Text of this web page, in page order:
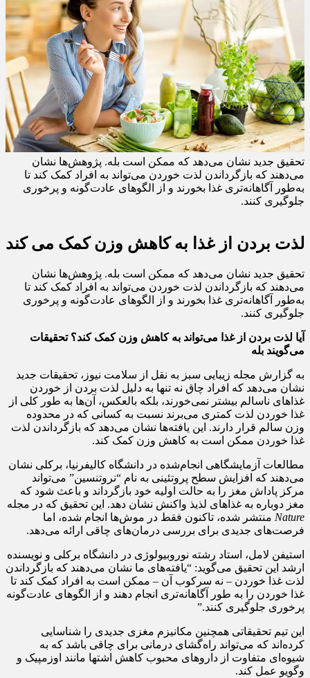
تحقیق جدید نشان می‌دهد که ممکن است بله. پژوهش‌ها نشان
می‌دهند که بازگرداندن لذت خوردن می‌تواند به افراد کمک کند تا
به‌طور آگاهانه‌تری غذا بخورند و از الگوهای عادت‌گونه و پرخوری
جلوگیری کنند.
لذت بردن از غذا به کاهش وزن کمک می کند
تحقیق جدید نشان می‌دهد که ممکن است بله. پژوهش‌ها نشان
می‌دهند که بازگرداندن لذت خوردن می‌تواند به افراد کمک کند تا
به‌طور آگاهانه‌تری غذا بخورند و از الگوهای عادت‌گونه و پرخوری
جلوگیری کنند.
آیا لذت بردن از غذا می‌تواند به کاهش وزن کمک کند؟ تحقیقات
می‌گویند بله
به گزارش مجله زیبایی سبز به نقل از سلامت نیوز، تحقیقات جدید
نشان می‌دهد که افراد چاق نه تنها به دلیل لذت بردن از خوردن
غذاهای ناسالم بیشتر نمی‌خورند، بلکه بالعکس، آن‌ها به طور کلی از
غذا خوردن لذت کمتری می‌برند نسبت به کسانی که در محدوده
وزن سالم قرار دارند. این یافته‌ها نشان می‌دهد که بازگرداندن لذت
غذا خوردن ممکن است به کاهش وزن کمک کند.
مطالعات آزمایشگاهی انجام‌شده در دانشگاه کالیفرنیا، برکلی نشان
می‌دهند که افزایش سطح پروتئینی به نام “نروتنسین” می‌تواند
مرکز پاداش مغز را به حالت اولیه خود بازگرداند و باعث شود که
مغز دوباره به غذاهای لذیذ واکنش نشان دهد. این تحقیق که در مجله
Nature منتشر شده، تاکنون فقط در موش‌ها انجام شده، اما
فرصت‌های جدیدی برای بررسی درمان‌های چاقی ارائه می‌دهد.
استیفن لامل، استاد رشته نوروبیولوژی در دانشگاه برکلی و نویسنده
ارشد این تحقیق می‌گوید: “یافته‌های ما نشان می‌دهند که بازگرداندن
لذت غذا خوردن – نه سرکوب آن – ممکن است به افراد کمک کند تا
غذا خوردن را به طور آگاهانه‌تری انجام دهند و از الگوهای عادت‌گونه
پرخوری جلوگیری کنند.”
این تیم تحقیقاتی همچنین مکانیزم مغزی جدیدی را شناسایی
کرده‌اند که می‌تواند راه‌گشای درمانی برای چاقی باشد که به
شیوه‌ای متفاوت از داروهای محبوب کاهش اشتها مانند اوزمپیک و
وگویو عمل کند.